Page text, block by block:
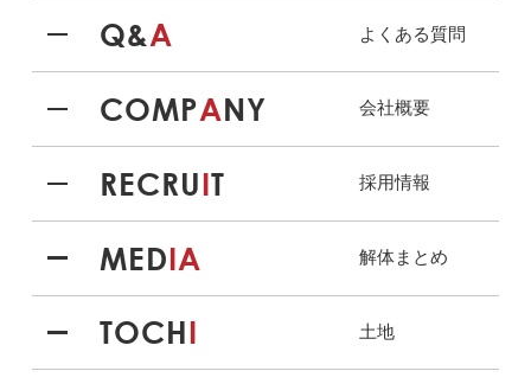
Q&A よくある質問
COMPANY 会社概要
RECRUIT 採用情報
MEDIA 解体まとめ
TOCHI 土地